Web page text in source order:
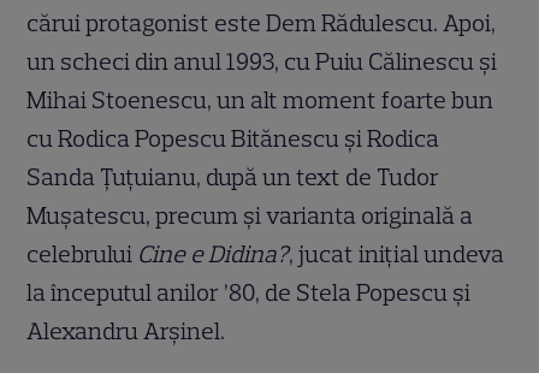
cărui protagonist este Dem Rădulescu. Apoi,
un scheci din anul 1993, cu Puiu Călinescu şi
Mihai Stoenescu, un alt moment foarte bun
cu Rodica Popescu Bitănescu şi Rodica
Sanda Țuțuianu, după un text de Tudor
Mușatescu, precum şi varianta originală a
celebrului Cine e Didina?, jucat iniţial undeva
la începutul anilor ’80, de Stela Popescu şi
Alexandru Arşinel.